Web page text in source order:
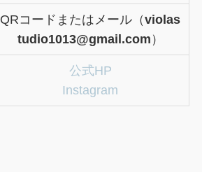
QRコードまたはメール（violas
tudio1013@gmail.com ）
公式HP
Instagram